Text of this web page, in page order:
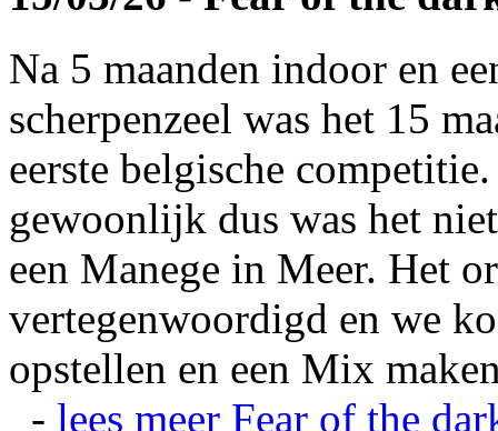
Na 5 maanden indoor en
scherpenzeel was het 15
eerste belgische
gewoonlijk dus was het
een Manege in Meer. Het
vertegenwoordigd en we
opstellen en een Mix
- lees meer Fear of the